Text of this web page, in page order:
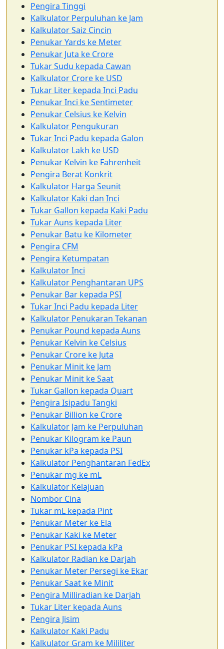
Pengira Tinggi
Kalkulator Perpuluhan ke Jam
Kalkulator Saiz Cincin
Penukar Yards ke Meter
Penukar Juta ke Crore
Tukar Sudu kepada Cawan
Kalkulator Crore ke USD
Tukar Liter kepada Inci Padu
Penukar Inci ke Sentimeter
Penukar Celsius ke Kelvin
Kalkulator Pengukuran
Tukar Inci Padu kepada Galon
Kalkulator Lakh ke USD
Penukar Kelvin ke Fahrenheit
Pengira Berat Konkrit
Kalkulator Harga Seunit
Kalkulator Kaki dan Inci
Tukar Gallon kepada Kaki Padu
Tukar Auns kepada Liter
Penukar Batu ke Kilometer
Pengira CFM
Pengira Ketumpatan
Kalkulator Inci
Kalkulator Penghantaran UPS
Penukar Bar kepada PSI
Tukar Inci Padu kepada Liter
Kalkulator Penukaran Tekanan
Penukar Pound kepada Auns
Penukar Kelvin ke Celsius
Penukar Crore ke Juta
Penukar Minit ke Jam
Penukar Minit ke Saat
Tukar Gallon kepada Quart
Pengira Isipadu Tangki
Penukar Billion ke Crore
Kalkulator Jam ke Perpuluhan
Penukar Kilogram ke Paun
Penukar kPa kepada PSI
Kalkulator Penghantaran FedEx
Penukar mg ke mL
Kalkulator Kelajuan
Nombor Cina
Tukar mL kepada Pint
Penukar Meter ke Ela
Penukar Kaki ke Meter
Penukar PSI kepada kPa
Kalkulator Radian ke Darjah
Penukar Meter Persegi ke Ekar
Penukar Saat ke Minit
Pengira Milliradian ke Darjah
Tukar Liter kepada Auns
Pengira Jisim
Kalkulator Kaki Padu
Kalkulator Gram ke Mililiter